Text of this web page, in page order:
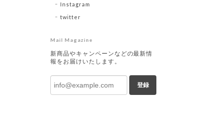
Instagram
twitter
Mail Magazine
新商品やキャンペーンなどの最新情
報をお届けいたします。
登録